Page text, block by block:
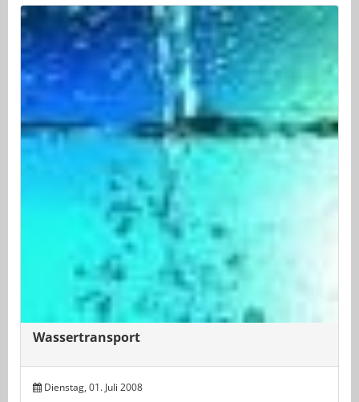
Wassertransport
Dienstag, 01. Juli 2008